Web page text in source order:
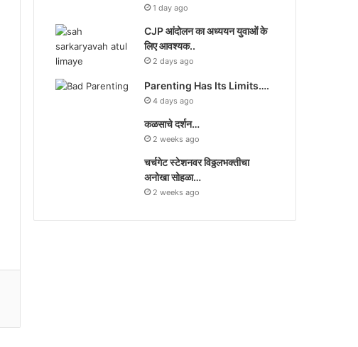
1 day ago
CJP आंदोलन का अध्ययन युवाओं के
लिए आवश्यक..
2 days ago
Parenting Has Its Limits….
4 days ago
कळसाचे दर्शन…
2 weeks ago
चर्चगेट स्टेशनवर विठ्ठलभक्तीचा
अनोखा सोहळा…
2 weeks ago